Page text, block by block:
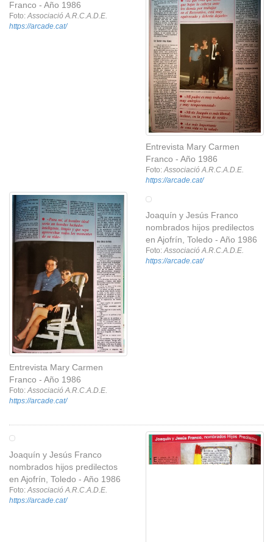
Franco - Año 1986
Foto: Associació A.R.C.A.D.E.
https://arcade.cat/
Entrevista Mary Carmen
Franco - Año 1986
Foto:Associació A.R.C.A.D.E.
https://arcade.cat/
Entrevista Mary Carmen
Franco - Año 1986
Foto: Associació A.R.C.A.D.E.
https://arcade.cat/
Joaquín y Jesús Franco
nombrados hijos predilectos
en Ajofrín, Toledo - Año 1986
Foto:Associació A.R.C.A.D.E.
https://arcade.cat/
Joaquín y Jesús Franco
nombrados hijos predilectos
en Ajofrín, Toledo - Año 1986
Foto: Associació A.R.C.A.D.E.
https://arcade.cat/